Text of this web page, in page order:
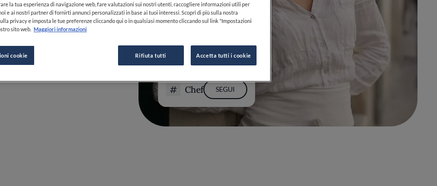
tradizione e innovazione nella
ingredienti locali attraverso tecniche
ricerca dell'eccellenza e sulla
Chef SEGUI
la tua esperienza di navigazione web, fare valutazioni sui nostri utenti, raccogliere informazioni utili per
e ai nostri partner di fornirti annunci personalizzati in base ai tuoi interessi. Scopri di più sulla nostra
privacy e imposta le tue preferenze cliccando qui o in qualsiasi momento cliccando sul link "Impostazioni
sito web. Maggiori informazioni
cookie Rifiuta tutti Accetta tutti i cookie